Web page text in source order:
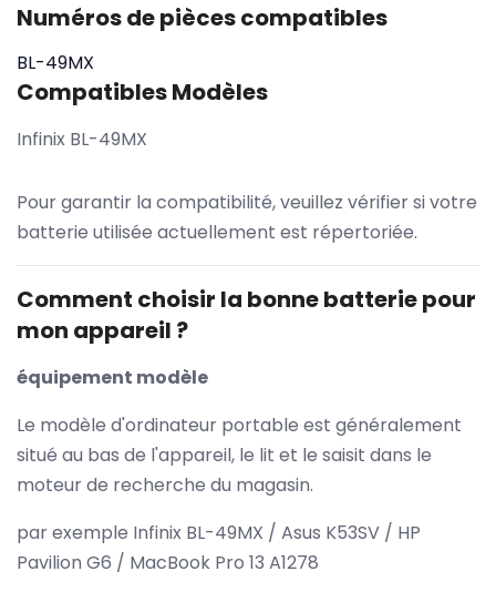
Numéros de pièces compatibles
BL-49MX
Compatibles Modèles
Infinix BL-49MX
Pour garantir la compatibilité, veuillez vérifier si votre
batterie utilisée actuellement est répertoriée.
Comment choisir la bonne batterie pour
mon appareil ?
équipement modèle
Le modèle d'ordinateur portable est généralement
situé au bas de l'appareil, le lit et le saisit dans le
moteur de recherche du magasin.
par exemple Infinix BL-49MX / Asus K53SV / HP
Pavilion G6 / MacBook Pro 13 A1278